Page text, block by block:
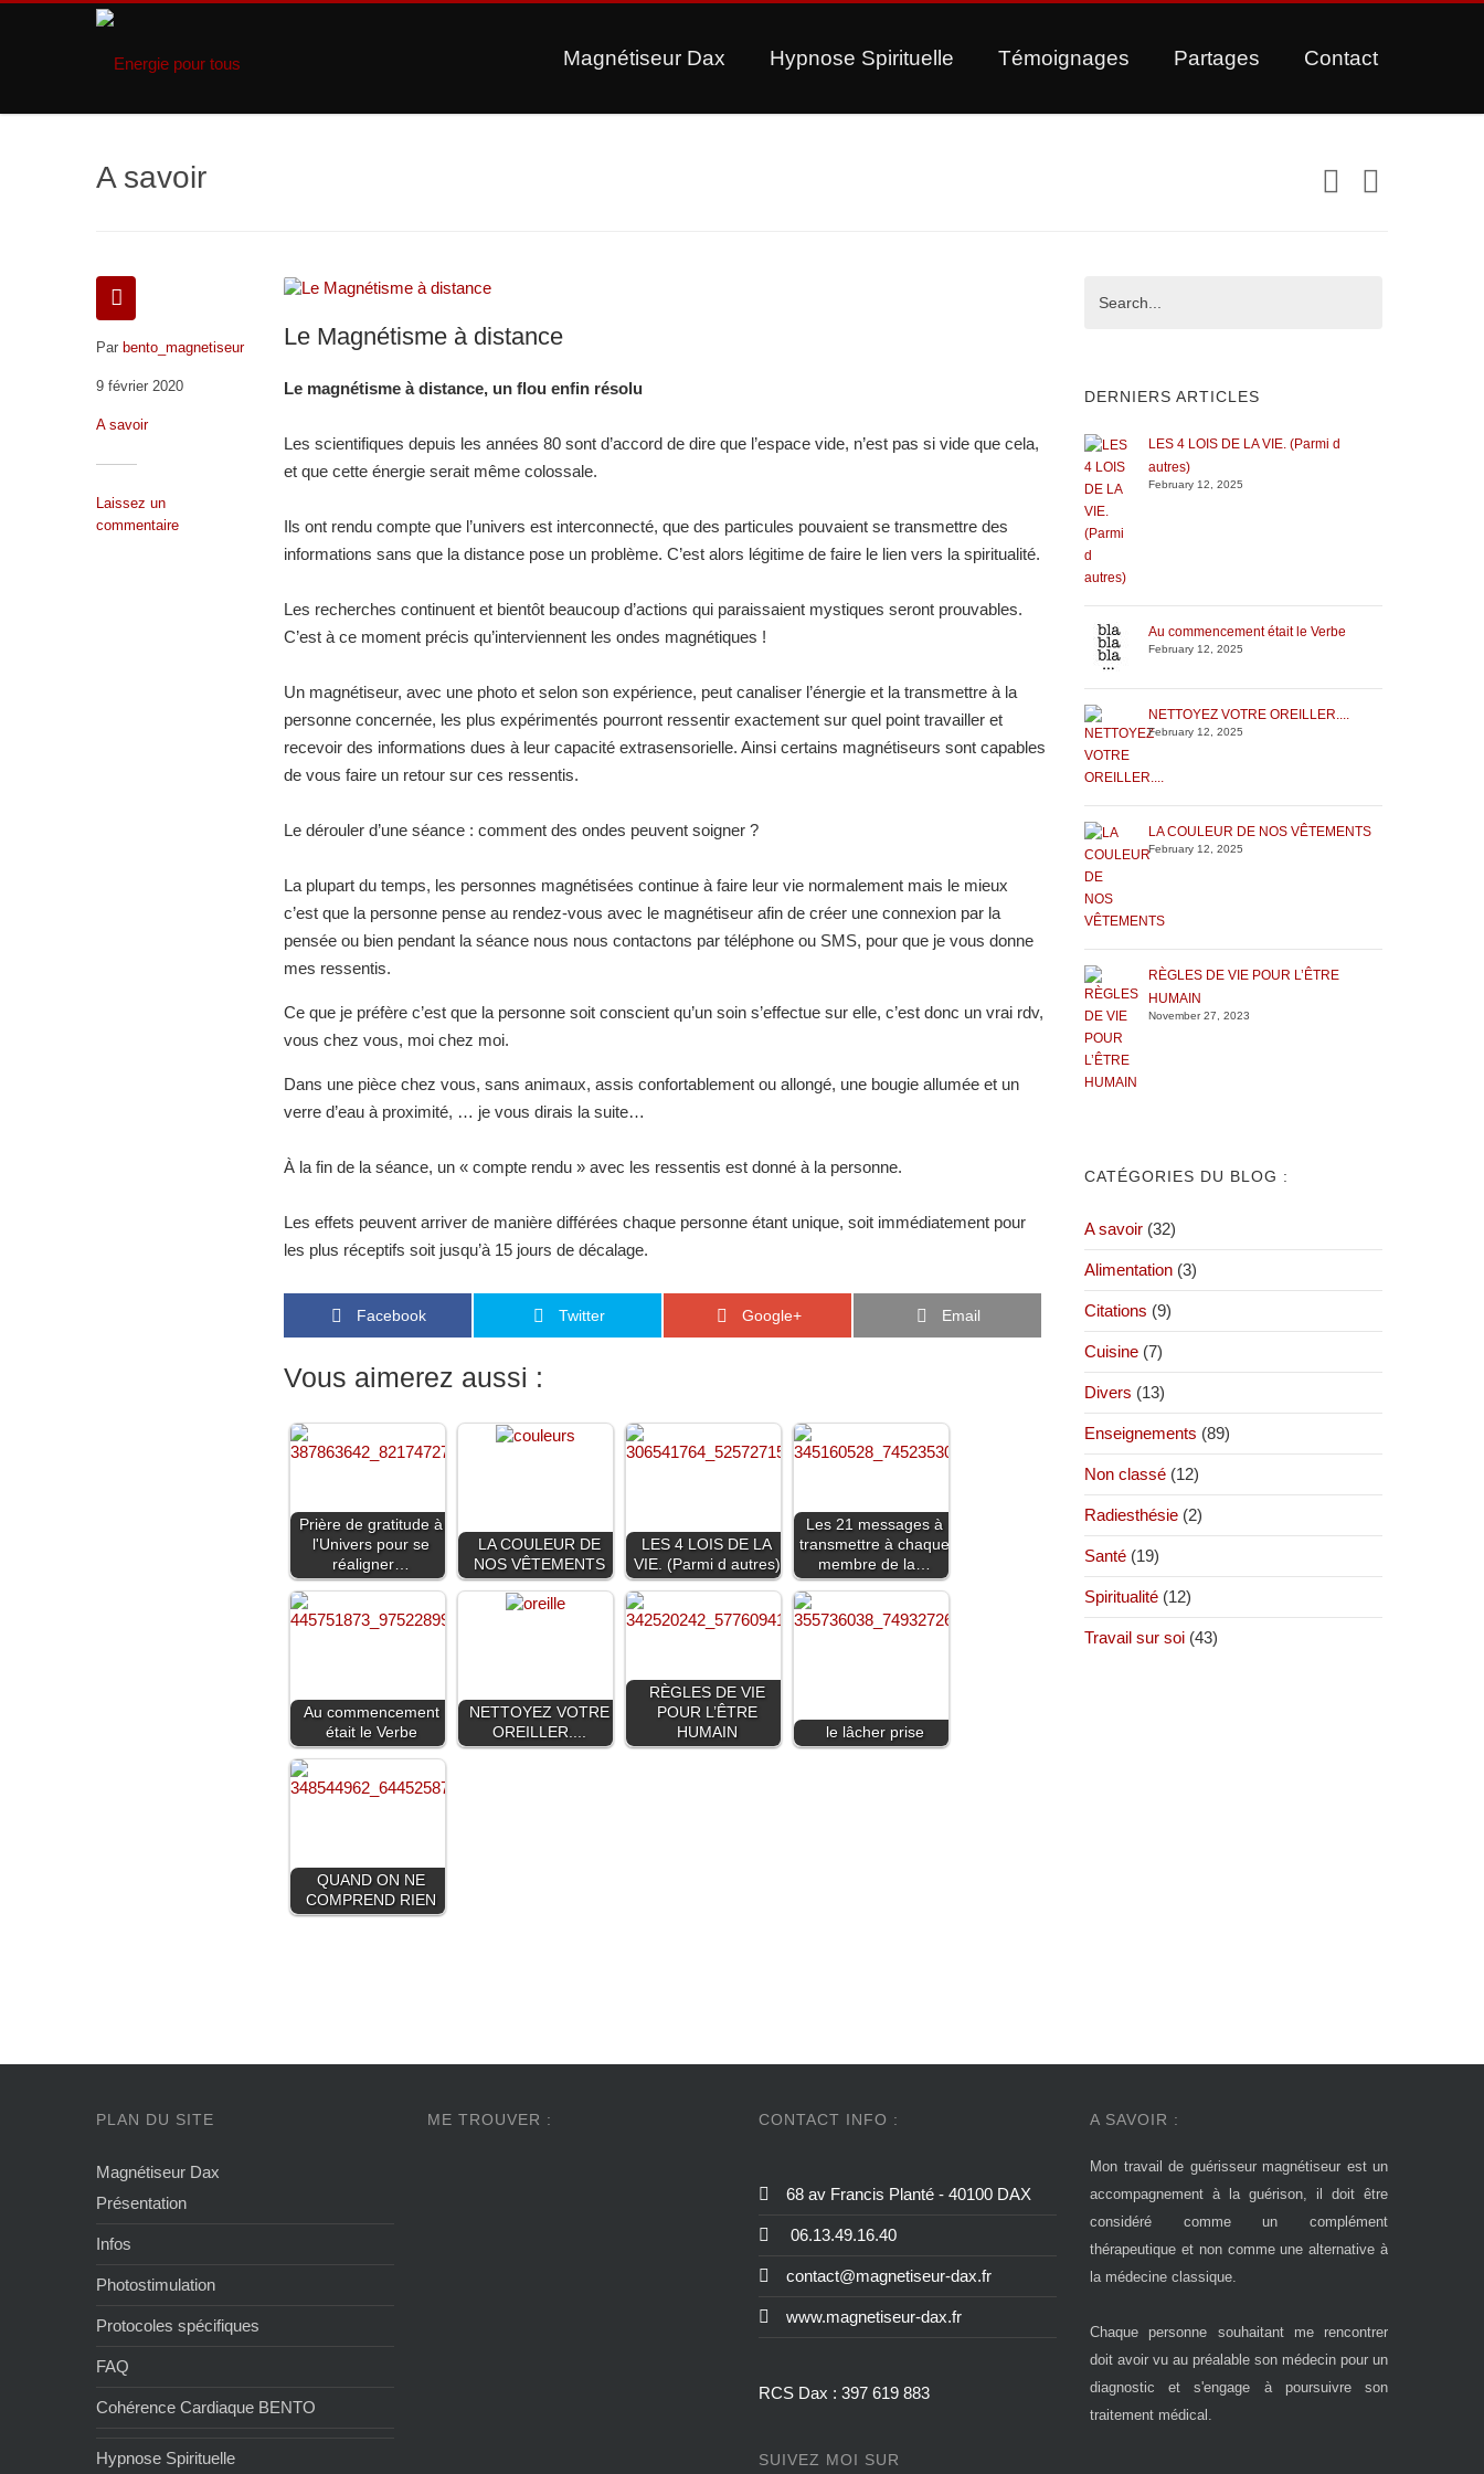
Magnétiseur Dax Hypnose Spirituelle Témoignages Partages Contact
A savoir
Le Magnétisme à distance
Le magnétisme à distance, un flou enfin résolu
Les scientifiques depuis les années 80 sont d’accord de dire que l’espace vide, n’est pas si vide que cela,
et que cette énergie serait même colossale.
Ils ont rendu compte que l’univers est interconnecté, que des particules pouvaient se transmettre des
informations sans que la distance pose un problème. C’est alors légitime de faire le lien vers la spiritualité.
Les recherches continuent et bientôt beaucoup d’actions qui paraissaient mystiques seront prouvables.
C’est à ce moment précis qu’interviennent les ondes magnétiques !
Un magnétiseur, avec une photo et selon son expérience, peut canaliser l’énergie et la transmettre à la
personne concernée, les plus expérimentés pourront ressentir exactement sur quel point travailler et
recevoir des informations dues à leur capacité extrasensorielle. Ainsi certains magnétiseurs sont capables
de vous faire un retour sur ces ressentis.
Le dérouler d’une séance : comment des ondes peuvent soigner ?
La plupart du temps, les personnes magnétisées continue à faire leur vie normalement mais le mieux
c’est que la personne pense au rendez-vous avec le magnétiseur afin de créer une connexion par la
pensée ou bien pendant la séance nous nous contactons par téléphone ou SMS, pour que je vous donne
mes ressentis.
Ce que je préfère c’est que la personne soit conscient qu’un soin s’effectue sur elle, c’est donc un vrai rdv,
vous chez vous, moi chez moi.
Dans une pièce chez vous, sans animaux, assis confortablement ou allongé, une bougie allumée et un
verre d’eau à proximité, … je vous dirais la suite…
À la fin de la séance, un « compte rendu » avec les ressentis est donné à la personne.
Les effets peuvent arriver de manière différées chaque personne étant unique, soit immédiatement pour
les plus réceptifs soit jusqu’à 15 jours de décalage.
Facebook Twitter Google+ Email
Vous aimerez aussi :
Prière de gratitude à
l'Univers pour se
réaligner…
LA COULEUR DE
NOS VÊTEMENTS
LES 4 LOIS DE LA
VIE. (Parmi d autres)
Les 21 messages à
transmettre à chaque
membre de la…
Au commencement
était le Verbe
NETTOYEZ VOTRE
OREILLER....
RÈGLES DE VIE
POUR L’ÊTRE
HUMAIN
le lâcher prise
QUAND ON NE
COMPREND RIEN
Par bento_magnetiseur
9 février 2020
A savoir
Laissez un
commentaire
DERNIERS ARTICLES
LES 4 LOIS DE LA VIE. (Parmi d
autres)
February 12, 2025
Au commencement était le Verbe
February 12, 2025
NETTOYEZ VOTRE OREILLER....
February 12, 2025
LA COULEUR DE NOS VÊTEMENTS
February 12, 2025
RÈGLES DE VIE POUR L’ÊTRE
HUMAIN
November 27, 2023
CATÉGORIES DU BLOG :
A savoir(32)
Alimentation(3)
Citations (9)
Cuisine(7)
Divers (13)
Enseignements (89)
Non classé(12)
Radiesthésie(2)
Santé(19)
Spiritualité(12)
Travail sur soi(43)
PLAN DU SITE
Magnétiseur Dax
Présentation
Infos
Photostimulation
Protocoles spécifiques
FAQ
Cohérence Cardiaque BENTO
Hypnose Spirituelle
ME TROUVER : CONTACT INFO :
68 av Francis Planté - 40100 DAX
06.13.49.16.40
contact@magnetiseur-dax.fr
www.magnetiseur-dax.fr
RCS Dax : 397 619 883
SUIVEZ MOI SUR
A SAVOIR :
Mon travail de guérisseur magnétiseur est un
accompagnement à la guérison, il doit être
considéré comme un complément
thérapeutique et non comme une alternative à
la médecine classique.
Chaque personne souhaitant me rencontrer
doit avoir vu au préalable son médecin pour un
diagnostic et s'engage à poursuivre son
traitement médical.